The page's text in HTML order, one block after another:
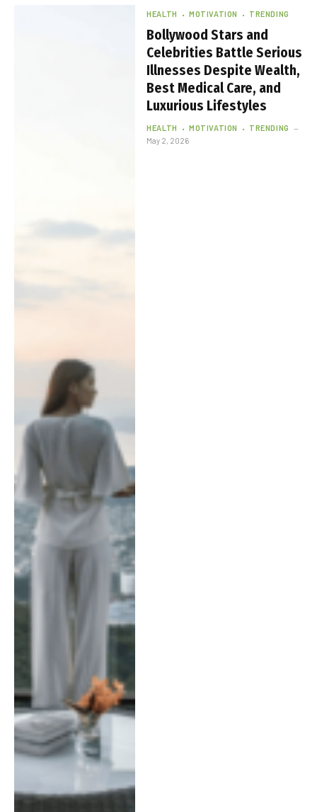
HEALTH MOTIVATION TRENDING
Bollywood Stars and
Celebrities Battle Serious
Illnesses Despite Wealth,
Best Medical Care, and
Luxurious Lifestyles
HEALTH MOTIVATION
TRENDING
May 2, 2026